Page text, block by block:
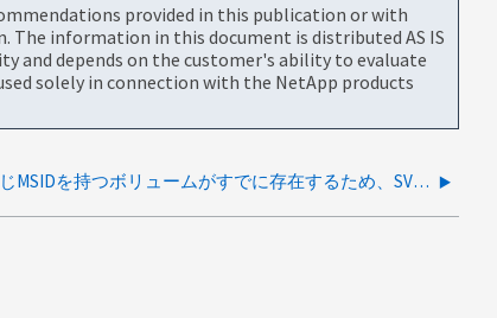
provided in this publication or with
The information in this document is distributed AS IS
and depends on the customer's ability to evaluate
solely in connection with the NetApp products
同じMSIDを持つボリュームがすでに存在するため、SVMでMSIDの変換に失敗しました。